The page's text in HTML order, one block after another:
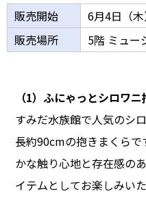
販売開始
6月4日（木
販売場所
5階 ミュー
（1）ふにゃっとシロワ
すみだ水族館で人気のシ
長約90cmの抱きまくらで
かな触り心地と存在感の
イテムとしてお楽しみいた